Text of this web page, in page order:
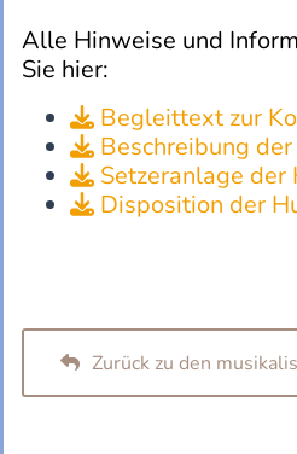
Alle Hinweise und
Sie hier:
 Begleittext zur
 Beschreibung
 Setzeranlage
 Disposition der
Zurück zu den